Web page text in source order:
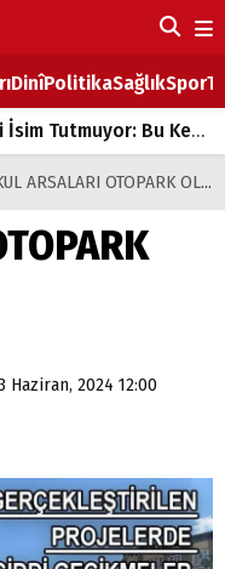
DinîPolitikaSağlıkSpor
Bu Kez de Mem u Zîn Oldu!
Zam
ARSALARI OTOPARK OLUYOR
Haziran, 2024 12:00